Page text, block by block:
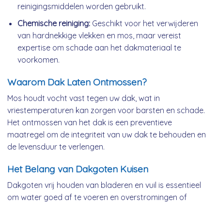
reinigingsmiddelen worden gebruikt.
Chemische reiniging:Geschikt voor het verwijderen
van hardnekkige vlekken en mos, maar vereist
expertise om schade aan het dakmateriaal te
voorkomen.
Waarom Dak Laten Ontmossen?
Mos houdt vocht vast tegen uw dak, wat in
vriestemperaturen kan zorgen voor barsten en schade.
Het ontmossen van het dak is een preventieve
maatregel om de integriteit van uw dak te behouden en
de levensduur te verlengen.
Het Belang van Dakgoten Kuisen
Dakgoten vrij houden van bladeren en vuil is essentieel
om water goed af te voeren en overstromingen of